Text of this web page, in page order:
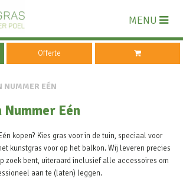
MENU
Offerte
NUMMER EÉN
Eén
kopen? Kies gras voor in de tuin, speciaal voor
kunstgras voor op het balkon. Wij leveren precies
zoek bent, uiteraard inclusief alle accessoires om
aan te (laten) leggen.